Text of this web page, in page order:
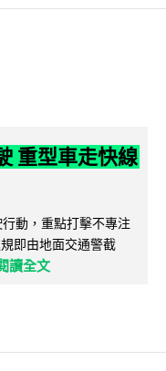
重型車走快線
動，重點打擊不專注
即由地面交通警截
讀全文